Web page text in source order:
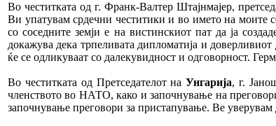
Во честитката од г. Франк-Валтер Штајнмајер,
Ви упатувам срдечни честитики и во името на моите
со соседните земји е на вистинскиот пат да ја
докажува дека трпеливата дипломатија и
ќе се одликуваат со далекувидност и одговорност.
Во честитката од Претседателот наУнгарија, г.
членството во НАТО, како и започнување на
започнување преговори за пристапување. Ве